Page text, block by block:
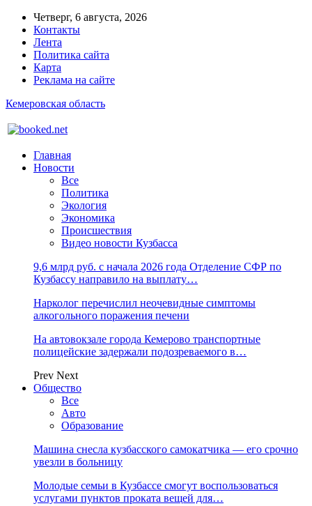
Четверг, 6 августа, 2026
Контакты
Лента
Политика сайта
Карта
Реклама на сайте
Кемеровская область
Главная
Новости
Все
Политика
Экология
Экономика
Происшествия
Видео новости Кузбасса
9,6 млрд руб. с начала 2026 года Отделение СФР по
Кузбассу направило на выплату…
Нарколог перечислил неочевидные симптомы
алкогольного поражения печени
На автовокзале города Кемерово транспортные
полицейские задержали подозреваемого в…
Prev Next
Общество
Все
Авто
Образование
Машина снесла кузбасского самокатчика — его срочно
увезли в больницу
Молодые семьи в Кузбассе смогут воспользоваться
услугами пунктов проката вещей для…